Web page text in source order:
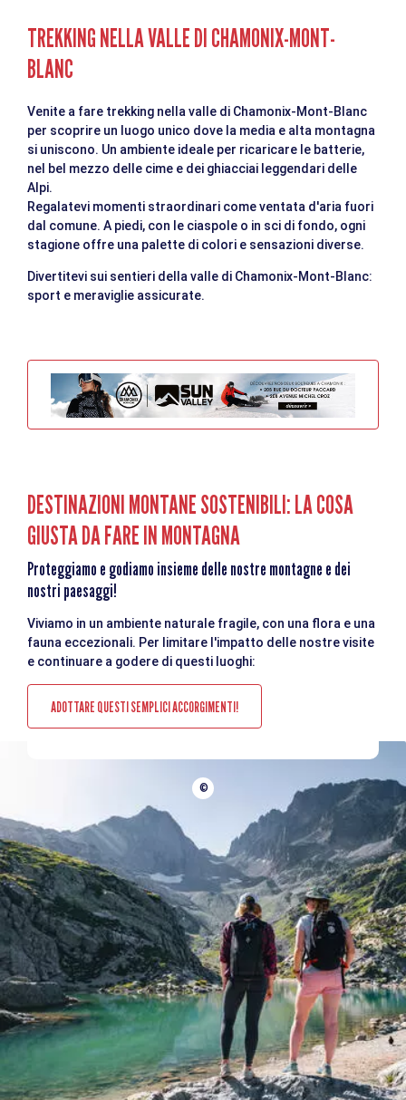
TREKKING NELLA VALLE DI CHAMONIX-MONT-
BLANC
Venite a fare trekking nella valle di Chamonix-Mont-Blanc
per scoprire un luogo unico dove la media e alta montagna
si uniscono. Un ambiente ideale per ricaricare le batterie,
nel bel mezzo delle cime e dei ghiacciai leggendari delle
Alpi.
Regalatevi momenti straordinari come ventata d'aria fuori
dal comune. A piedi, con le ciaspole o in sci di fondo, ogni
stagione offre una palette di colori e sensazioni diverse.
Divertitevi sui sentieri della valle di Chamonix-Mont-Blanc:
sport e meraviglie assicurate.
DESTINAZIONI MONTANE SOSTENIBILI: LA COSA
GIUSTA DA FARE IN MONTAGNA
Proteggiamo e godiamo insieme delle nostre montagne e dei
nostri paesaggi!
Viviamo in un ambiente naturale fragile, con una flora e una
fauna eccezionali. Per limitare l'impatto delle nostre visite
e continuare a godere di questi luoghi:
ADOTTARE QUESTI SEMPLICI ACCORGIMENTI!
©